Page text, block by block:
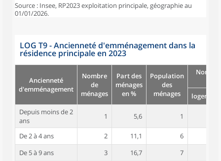
Source : Insee, RP2023 exploitation principale, géographie au
01/01/2026.
LOG T9 - Ancienneté d'emménagement dans la
résidence principale en 2023
Ancienneté
d'emménagement
Nombre
de
ménages
Part des
ménages
en %
Population
des
ménages
logement
Depuis moins de 2
ans
1 5,6 1
De 2 à 4 ans 2 11,1 6
De 5 à 9 ans
3 16,7 7